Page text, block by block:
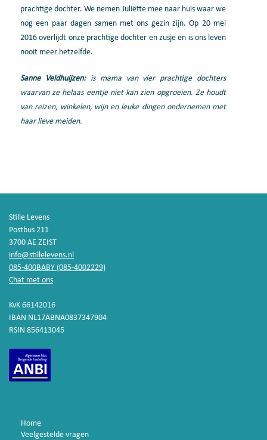
prachtige dochter. We nemen Juliëtte mee naar huis waar we
nog een paar dagen samen met ons gezin zijn. Op 20 mei
2016 overlijdt onze prachtige dochter en zusje en is ons leven
nooit meer hetzelfde.
Sanne Veldhuijzen:is mama van vier prachtige dochters
waarvan ze helaas eentje niet kan zien opgroeien. Ze houdt
van reizen, winkelen, wijn en leuke dingen ondernemen met
haar lieve meiden.
Stille Levens
Postbus 211
3700 AE ZEIST
info@stillelevens.nl
085-400BABY (085-4002229)
Chat met ons
KvK 66142016
IBAN NL17ABNA0837347904
RSIN 856413045
Home
Veelgestelde vragen